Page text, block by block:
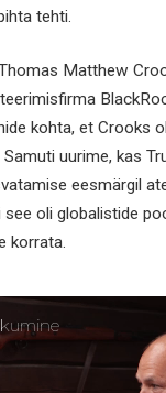
tehti.
Matthew
kohta, et Crooks
uurime, kas
eesmärgil
see oli globalistide
korrata.